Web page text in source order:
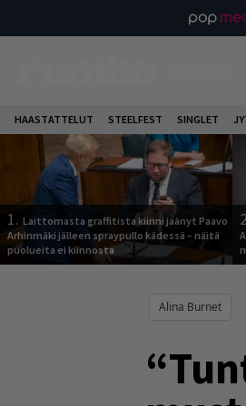
HAASTATTELUT STEELFEST SINGLET
1. Laittomasta graffitista kiinni jäänyt Paavo
Arhinmäki jälleen spraypullo kädessä – näitä
puolueita ei kiinnosta
Alina Burnet